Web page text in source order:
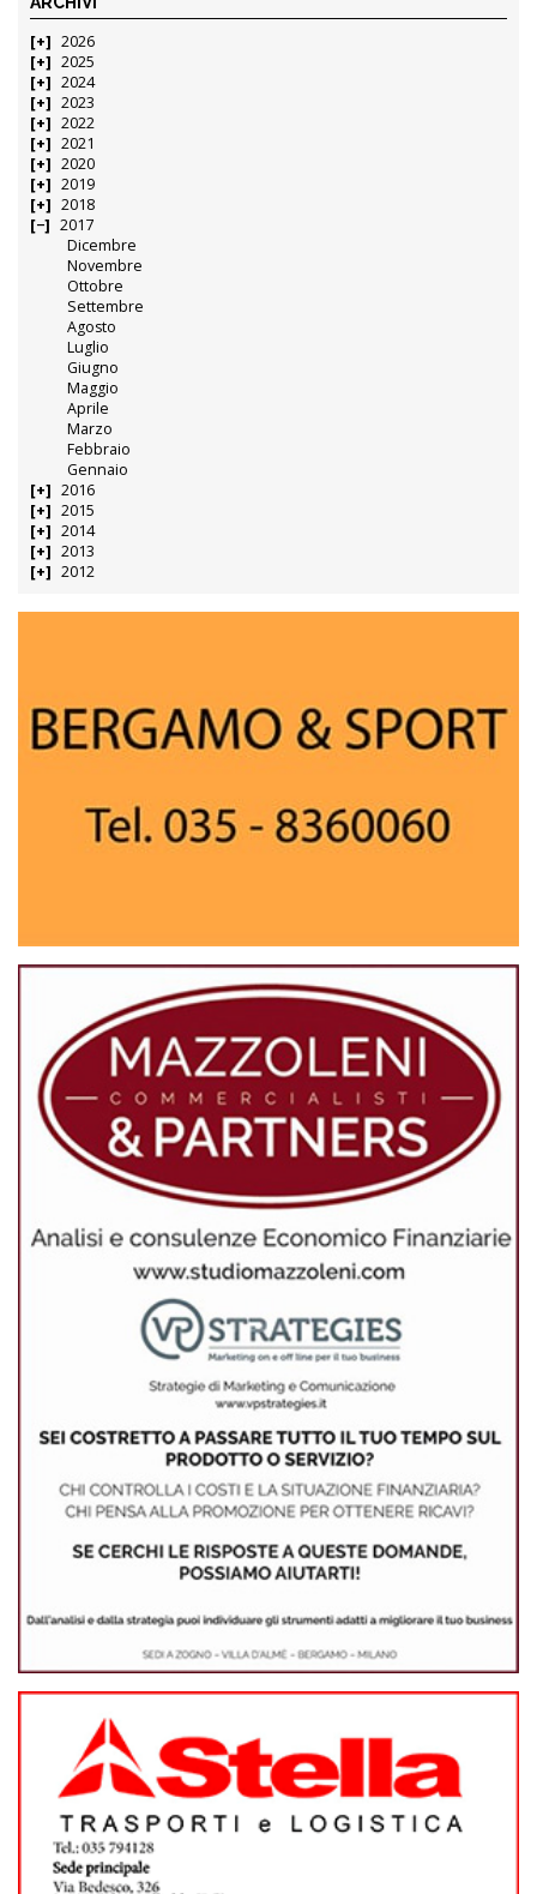
2026
2025
2024
2023
2022
2021
2020
2019
2018
2017
Dicembre
Novembre
Ottobre
Settembre
Agosto
Luglio
Giugno
Maggio
Aprile
Marzo
Febbraio
Gennaio
2016
2015
2014
2013
2012